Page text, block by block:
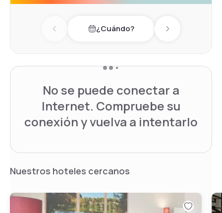
Previous day¿Cuándo? Next day
No se puede conectar a
Internet. Compruebe su
conexión y vuelva a intentarlo
Nuestros hoteles cercanos